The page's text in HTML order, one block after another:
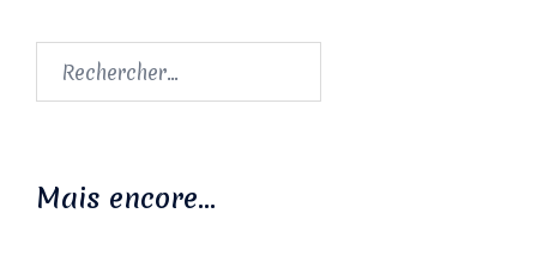
Rechercher :
Mais encore…